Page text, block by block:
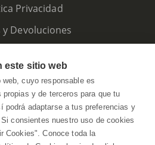
Privacidad
y Devoluciones
este sitio web
cuyo responsable es
y de terceros para que tu
podrá adaptarse a tus preferencias y
consientes nuestro uso de cookies
Cookies". Conoce toda la